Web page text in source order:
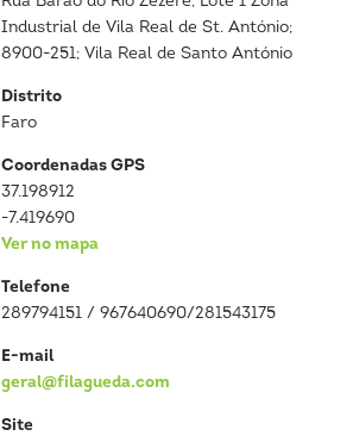
Industrial de Vila Real de St. António;
8900-251; Vila Real de Santo António
Distrito
Faro
Coordenadas GPS
37.198912
-7.419690
Ver no mapa
Telefone
289794151 / 967640690/281543175
E-mail
geral@filagueda.com
Site